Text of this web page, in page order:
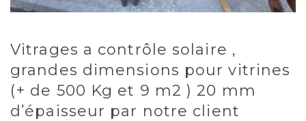
Vitrages a contrôle solaire ,
grandes dimensions pour vitrines
(+ de 500 Kg et 9 m2 ) 20 mm
d’épaisseur par notre client